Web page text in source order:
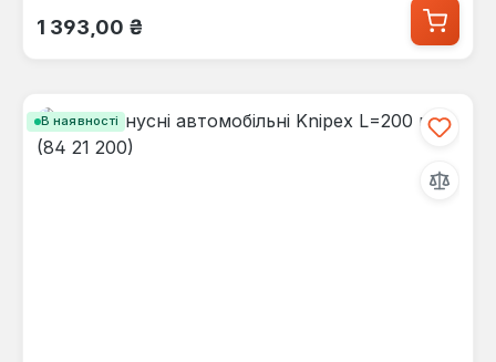
Звичайна ціна:
1 393,00 ₴
В наявності